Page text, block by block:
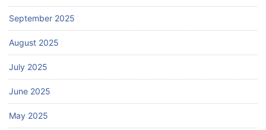
September 2025
August 2025
July 2025
June 2025
May 2025